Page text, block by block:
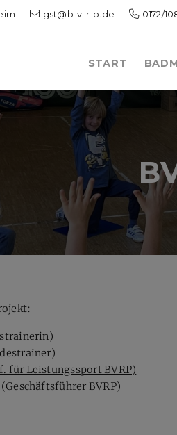
gst@b-v-r-p.de 0172/
START
für Leistungssport BVRP)
BVRP)